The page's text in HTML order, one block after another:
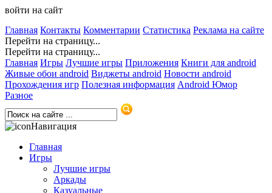
войти на сайт
Главная Контакты Комментарии Статистика Реклама на сайте
Перейти на страницу...
Перейти на страницу...
Главная Игры Лучшие игры Приложения Книги для android
Живые обои android Виджеты android Новости android
Прохождения игр Полезная информация Android Юмор
Разное
Навигация
Главная
Игры
Лучшие игры
Аркады
Казуальные